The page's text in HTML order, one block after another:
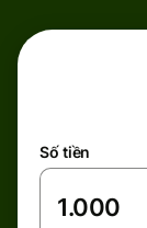
Số tiền